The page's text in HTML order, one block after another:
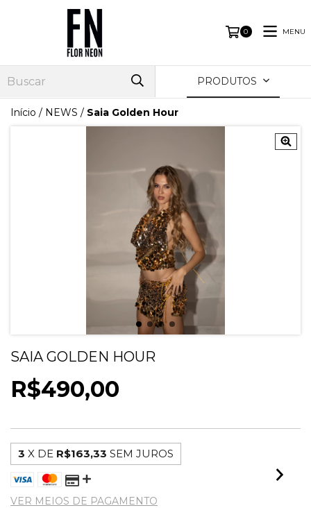
0 MENU
PRODUTOS
Início / NEWS / Saia Golden Hour
SAIA GOLDEN HOUR
R$490,00
3 X DE R$163,33 SEM JUROS
VER MEIOS DE PAGAMENTO